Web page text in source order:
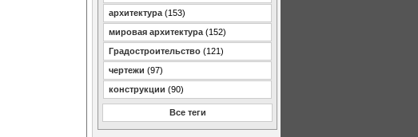
архитектура (153)
мировая архитектура (152)
Градостроительство (121)
чертежи (97)
конструкции (90)
Все теги